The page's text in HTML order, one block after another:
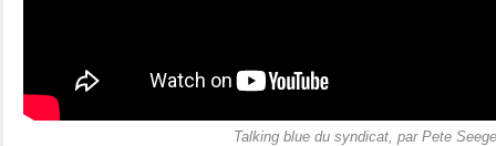
Talking blue du syndicat, par Pete